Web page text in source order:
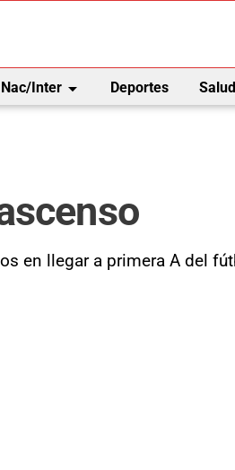
Nac/Interarrow_drop_down Deportes Salud
en llegar a primera A del